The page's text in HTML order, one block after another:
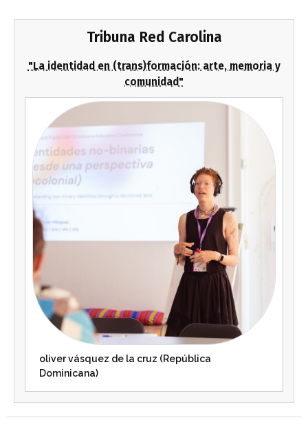
Tribuna Red Carolina
"La identidad en (trans)formación: arte, memoria y
comunidad"
oliver vásquez de la cruz (República
Dominicana)